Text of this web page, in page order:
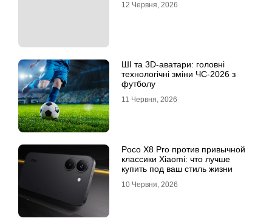
12 Червня, 2026
ШІ та 3D-аватари: головні
технологічні зміни ЧС-2026 з
футболу
11 Червня, 2026
Poco X8 Pro против привычной
классики Xiaomi: что лучше
купить под ваш стиль жизни
10 Червня, 2026